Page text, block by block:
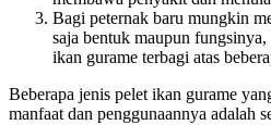
Bagi peternak baru mungkin
saja bentuk maupun
ikan gurame terbagi atas
Beberapa jenis pelet ikan gurame
manfaat dan penggunaannya adalah